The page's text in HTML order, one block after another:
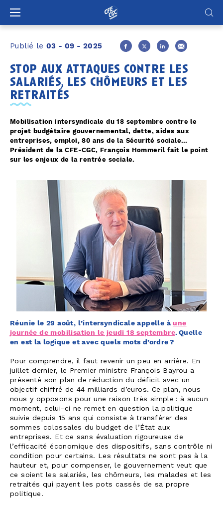
Publié le 03 - 09 - 2025
stop aux attaques contre les
salariés, les chômeurs et les
retraités
Mobilisation intersyndicale du 18 septembre contre le
projet budgétaire gouvernemental, dette, aides aux
entreprises, emploi, 80 ans de la Sécurité sociale…
Président de la CFE-CGC, François Hommeril fait le point
sur les enjeux de la rentrée sociale.
Réunie le 29 août, l’intersyndicale appelle àune
journée de mobilisation le jeudi 18 septembre. Quelle
en est la logique et avec quels mots d’ordre ?
Pour comprendre, il faut revenir un peu en arrière. En
juillet dernier, le Premier ministre François Bayrou a
présenté son plan de réduction du déficit avec un
objectif chiffré de 44 milliards d’euros. Ce plan, nous
nous y opposons pour une raison très simple : à aucun
moment, celui-ci ne remet en question la politique
suivie depuis 15 ans qui consiste à transférer des
sommes colossales du budget de l’État aux
entreprises. Et ce sans évaluation rigoureuse de
l’efficacité économique des dispositifs, sans contrôle ni
condition pour certains. Les résultats ne sont pas à la
hauteur et, pour compenser, le gouvernement veut que
ce soient les salariés, les chômeurs, les malades et les
retraités qui payent les pots cassés de sa propre
politique.
Panneau de gestion des cookies